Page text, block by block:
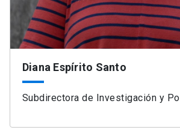
Diana Espírito Santo
Subdirectora de Investigación y